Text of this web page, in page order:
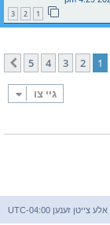
1
2
3
1
2
3
4
5
קומענדיגע
גיי צו
אלע צייטן זענען UTC-04:00